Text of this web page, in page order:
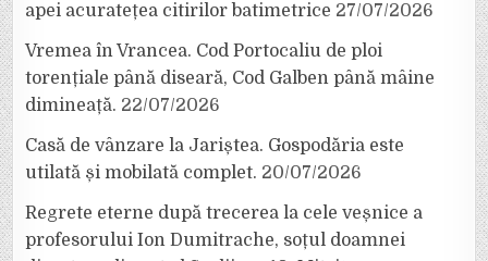
apei acuratețea citirilor batimetrice 27/07/2026
Vremea în Vrancea. Cod Portocaliu de ploi
torențiale până diseară, Cod Galben până mâine
dimineață. 22/07/2026
Casă de vânzare la Jariștea. Gospodăria este
utilată și mobilată complet. 20/07/2026
Regrete eterne după trecerea la cele veșnice a
profesorului Ion Dumitrache, soțul doamnei